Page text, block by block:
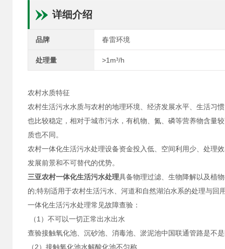
详细介绍
品牌 春雷环境
处理量 >1m³/h
农村水质特征
农村生活污水水质与农村的地理环境、经济发展水平、生活习
也比较稳定，相对于城市污水，有机物、氮、磷等营养物含量
质也不同。
农村一体化生活污水处理设备资金投入低、空间利用少、处理
发展前景和不可替代的优势。
三亚农村一体化生活污水处理具备物理过滤、生物降解以及植
的;特别适用于农村生活污水、河道和自然湖泊水系的处理与回
一体化生活污水处理常见故障查验：
（1）不可以一切正常出水出水
查验接触氧化池、沉砂池、消毒池、淤泥池中国联通管路是不
（2）接触氧化池水解酸化池不匀称